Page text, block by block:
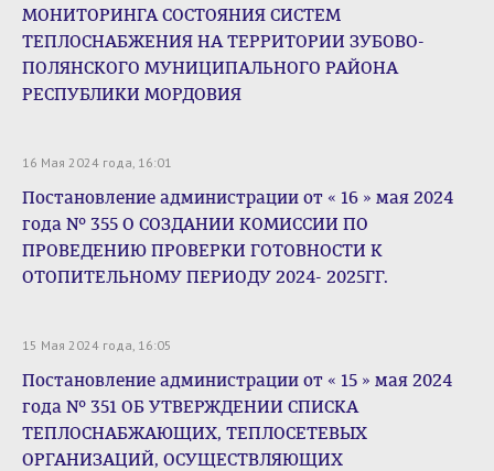
МОНИТОРИНГА СОСТОЯНИЯ СИСТЕМ
ТЕПЛОСНАБЖЕНИЯ НА ТЕРРИТОРИИ ЗУБОВО-
ПОЛЯНСКОГО МУНИЦИПАЛЬНОГО РАЙОНА
РЕСПУБЛИКИ МОРДОВИЯ
16 Мая 2024 года, 16:01
Постановление администрации от « 16 » мая 2024
года № 355 О СОЗДАНИИ КОМИССИИ ПО
ПРОВЕДЕНИЮ ПРОВЕРКИ ГОТОВНОСТИ К
ОТОПИТЕЛЬНОМУ ПЕРИОДУ 2024- 2025ГГ.
15 Мая 2024 года, 16:05
Постановление администрации от « 15 » мая 2024
года № 351 ОБ УТВЕРЖДЕНИИ СПИСКА
ТЕПЛОСНАБЖАЮЩИХ, ТЕПЛОСЕТЕВЫХ
ОРГАНИЗАЦИЙ, ОСУЩЕСТВЛЯЮЩИХ